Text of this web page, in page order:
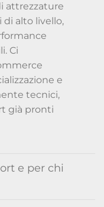
attrezzature
alto livello,
Ci
e
tecnici,
già pronti
e per chi